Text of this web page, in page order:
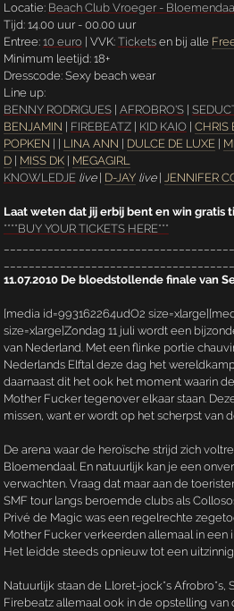
Locatie: Beach Club Vroeger -
Tijd: 14.00 uur - 00.00 uur
Entree: 10 euro | VVK: Ticketsen bij alle
Minimum leetijd: 18+
Dresscode: Sexy beach wear
Line up:
BENNY RODRIGUES| AFROBRO'S|
BENJAMIN
FIREBEATZ| KID KAIO| CHRIS
POPKEN
LINA ANN DULCE DE LUXE|
D| MISS DK| MEGAGIRL
KNOWLEDJE live| D-JAY live| JENNIFER
Laat weten dat jij erbij bent en win gratis
****BUY YOUR TICKETS HERE***
11.07.2010 De bloedstollende finale van
[media id=993162264udO2
size=xlarge]Zondag 11 juli wordt een
van Nederland. Met een flinke portie
Nederlands Elftal deze dag het
daarnaast dit het ook het moment waarin
Mother Fucker tegenover elkaar staan.
missen, want er wordt op het scherpst van
De arena waar de heroïsche strijd zich
Bloemendaal. En natuurlijk kan je een
verwachten. Vraag dat maar aan de
SMF tour langs beroemde clubs als
Privé de Magic was een regelrechte
Mother Fucker verkeerden allemaal in
Het leidde steeds opnieuw tot een
Natuurlijk staan de Lloret-jock*s Afrobro*s,
Firebeatz allemaal ook in de opstelling van